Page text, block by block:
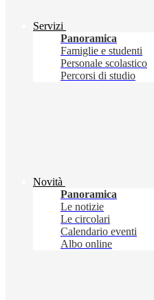
Servizi
Panoramica
Famiglie e studenti
Personale scolastico
Percorsi di studio
Novità
Panoramica
Le notizie
Le circolari
Calendario eventi
Albo online